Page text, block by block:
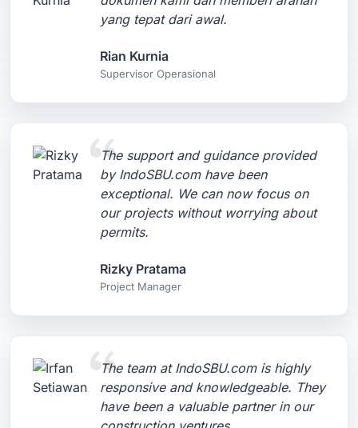
yang tepat dari awal.
Rian Kurnia
Supervisor Operasional
The support and guidance provided
by IndoSBU.com have been
exceptional. We can now focus on
our projects without worrying about
permits.
Rizky Pratama
Project Manager
The team at IndoSBU.com is highly
responsive and knowledgeable. They
have been a valuable partner in our